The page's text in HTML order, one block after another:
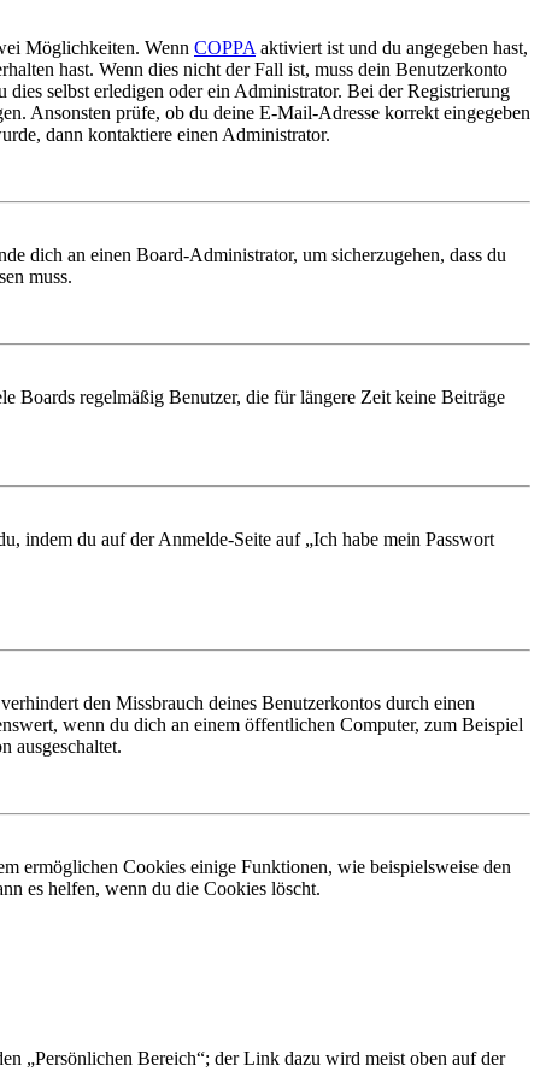
Möglichkeiten. Wenn COPPA aktiviert ist und du angegeben hast,
hast. Wenn dies nicht der Fall ist, muss dein Benutzerkonto
selbst erledigen oder ein Administrator. Bei der Registrierung
Ansonsten prüfe, ob du deine E-Mail-Adresse korrekt eingegeben
dann kontaktiere einen Administrator.
dich an einen Board-Administrator, um sicherzugehen, dass du
muss.
Boards regelmäßig Benutzer, die für längere Zeit keine Beiträge
indem du auf der Anmelde-Seite auf „Ich habe mein Passwort
den Missbrauch deines Benutzerkontos durch einen
wenn du dich an einem öffentlichen Computer, zum Beispiel
ausgeschaltet.
ermöglichen Cookies einige Funktionen, wie beispielsweise den
es helfen, wenn du die Cookies löscht.
„Persönlichen Bereich“; der Link dazu wird meist oben auf der